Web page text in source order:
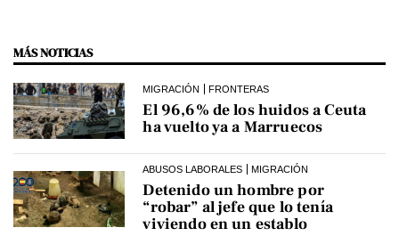
MÁS NOTICIAS
MIGRACIÓN FRONTERAS
El 96,6% de los huidos a Ceuta
ha vuelto ya a Marruecos
ABUSOS LABORALES MIGRACIÓN
Detenido un hombre por
“robar” al jefe que lo tenía
viviendo en un establo